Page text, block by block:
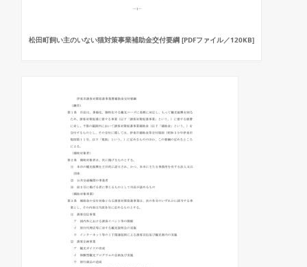
松田町飼い主のいない猫対策事業補助金交付要綱 [PDFファイル／120KB]